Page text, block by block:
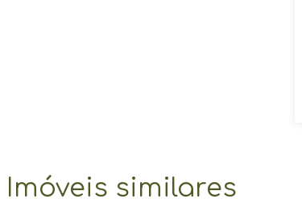
Imóveis similares